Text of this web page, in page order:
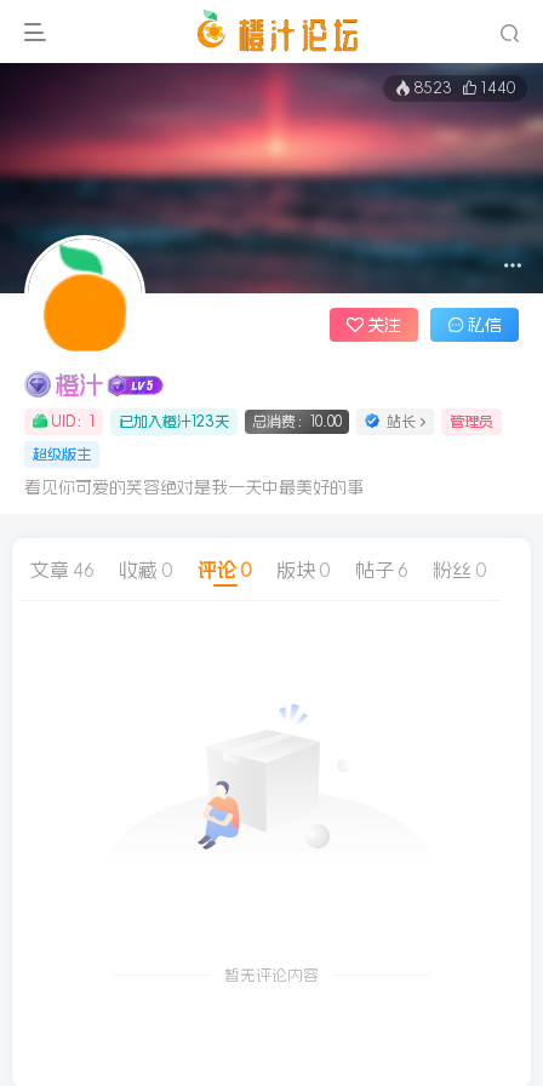
8523 1440
橙汁
UID：1 已加入橙汁123天 总消费：10.00 站长 管理员
超级版主
看见你可爱的笑容绝对是我一天中最美好的事
关注 私信
文章 46 收藏 0 评论0 版块 0 帖子 6 粉丝 0
暂无评论内容